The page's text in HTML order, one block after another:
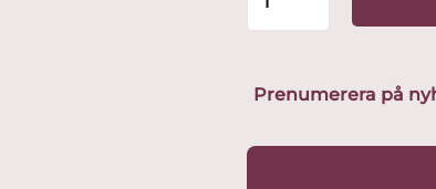
Mats
mängd
Prenumerera på